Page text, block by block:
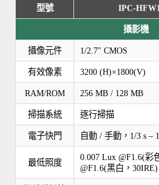
型號 IPC-
攝影機
攝像元件 1/2.7″ CMOS
有效像素 3200 (H)×1800(V)
RAM/ROM 256 MB / 128 MB
掃描系統 逐行掃描
電子快門 自動 / 手動，1/3 s –
最低照度
0.007 Lux @F1.6(彩
@F1.6(黑白，